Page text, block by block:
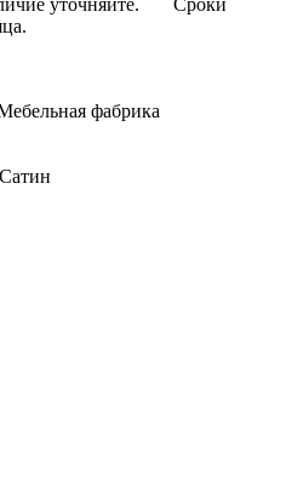
уточняйте.
Сроки
фабрика
Сатин